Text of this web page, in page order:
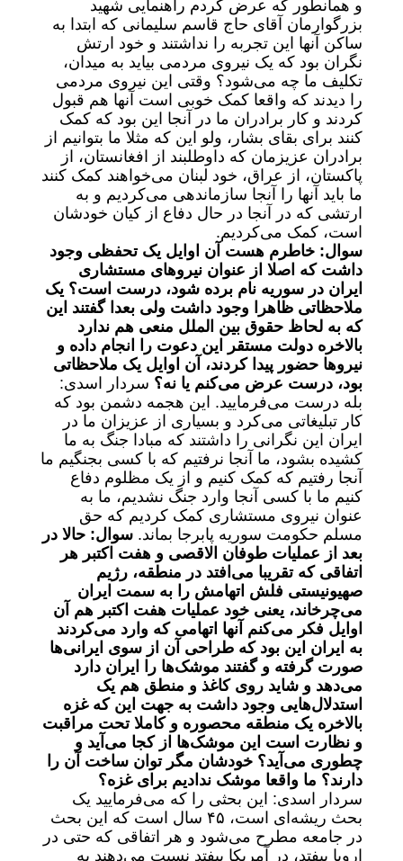
و همانطور که عرض کردم راهنمایی شهید
بزرگوارمان آقای حاج قاسم سلیمانی که ابتدا به
ساکن آنها این تجربه را نداشتند و خود ارتش
نگران بود که یک نیروی مردمی بیاید به میدان،
تکلیف ما چه می‌شود؟ وقتی این نیروی مردمی
را دیدند که واقعا کمک خوبی است آنها هم قبول
کردند و کار برادران ما در آنجا این بود که کمک
کنند برای بقای بشار، ولو این که مثلا ما بتوانیم از
برادران عزیزمان که داوطلبند از افغانستان، از
پاکستان، از عراق، خود لبنان می‌خواهند کمک کنند
ما باید آنها را آنجا سازماندهی می‌کردیم و به
ارتشی که در آنجا در حال دفاع از کیان خودشان
است، کمک می‌کردیم.
سوال: خاطرم هست آن اوایل یک تحفظی وجود
داشت که اصلا از عنوان نیرو‌های مستشاری
ایران در سوریه نام برده شود، درست است؟ یک
ملاحظاتی ظاهرا وجود داشت ولی بعدا گفتند این
که به لحاظ حقوق بین الملل منعی هم ندارد
بالاخره دولت مستقر این دعوت را انجام داده و
نیرو‌ها حضور پیدا کردند، آن اوایل یک ملاحظاتی
بود، درست عرض می‌کنم یا نه؟ سردار اسدی:
بله درست می‌فرمایید. این هجمه دشمن بود که
کار تبلیغاتی می‌کرد و بسیاری از عزیزان ما در
ایران این نگرانی را داشتند که مبادا جنگ به ما
کشیده بشود، ما آنجا نرفتیم که با کسی بجنگیم ما
آنجا رفتیم که کمک کنیم و از یک مظلوم دفاع
کنیم ما با کسی آنجا وارد جنگ نشدیم، ما به
عنوان نیروی مستشاری کمک کردیم که حق
مسلم حکومت سوریه پابرجا بماند. سوال: حالا در
بعد از عملیات طوفان الاقصی و هفت اکتبر هر
اتفاقی که تقریبا می‌افتد در منطقه، رژیم
صهیونیستی فلش اتهامش را به سمت ایران
می‌چرخاند، یعنی خود عملیات هفت اکتبر هم آن
اوایل فکر می‌کنم آنها اتهامی که وارد می‌کردند
به ایران این بود که طراحی آن از سوی ایرانی‌ها
صورت گرفته و گفتند موشک‌ها را ایران دارد
می‌دهد و شاید روی کاغذ و منطق هم یک
استدلال‌هایی وجود داشت به جهت این که غزه
بالاخره یک منطقه محصوره و کاملا تحت مراقبت
و نظارت است این موشک‌ها از کجا می‌آید و
چطوری می‌آید؟ خودشان مگر توان ساخت آن را
دارند؟ ما واقعا موشک ندادیم برای غزه؟
سردار اسدی: این بحثی را که می‌فرمایید یک
بحث ریشه‌ای است، ۴۵ سال است که این بحث
در جامعه مطرح می‌شود و هر اتفاقی که حتی در
اروپا بیفتد، در آمریکا بیفتد نسبت می‌دهند به